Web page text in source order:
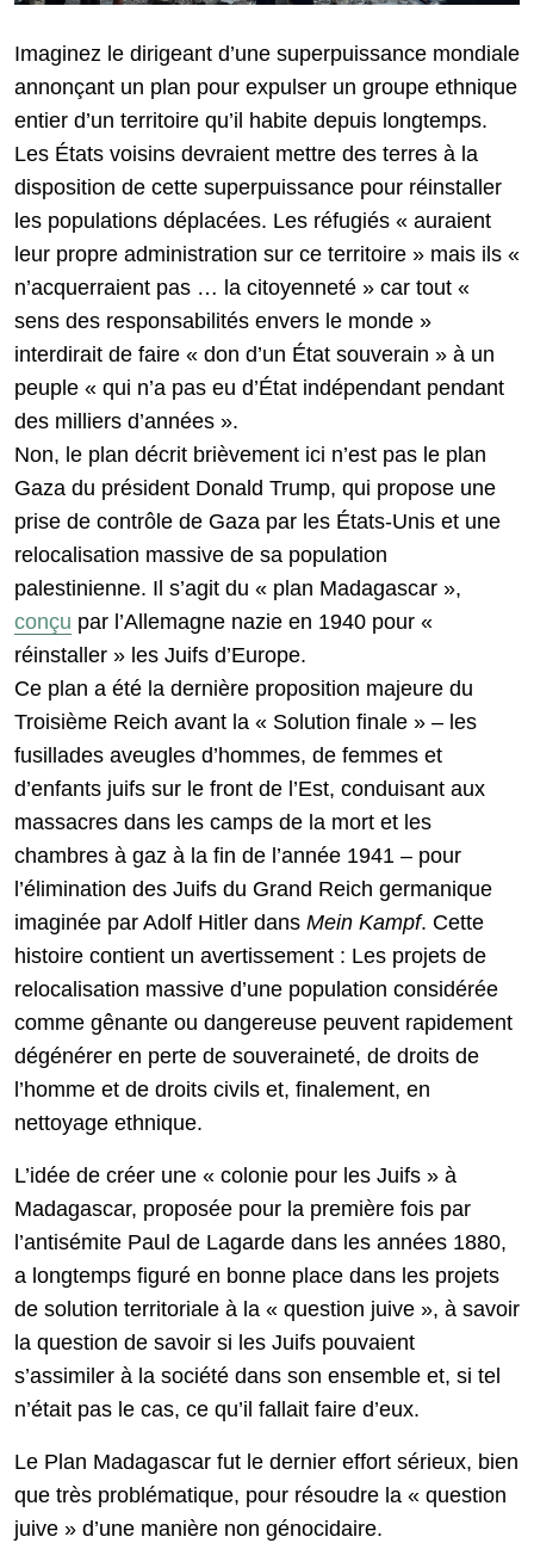
Imaginez le dirigeant d’une superpuissance mondiale
annonçant un plan pour expulser un groupe ethnique
entier d’un territoire qu’il habite depuis longtemps.
Les États voisins devraient mettre des terres à la
disposition de cette superpuissance pour réinstaller
les populations déplacées. Les réfugiés « auraient
leur propre administration sur ce territoire » mais ils «
n’acquerraient pas … la citoyenneté » car tout «
sens des responsabilités envers le monde »
interdirait de faire « don d’un État souverain » à un
peuple « qui n’a pas eu d’État indépendant pendant
des milliers d’années ».
Non, le plan décrit brièvement ici n’est pas le plan
Gaza du président Donald Trump, qui propose une
prise de contrôle de Gaza par les États-Unis et une
relocalisation massive de sa population
palestinienne. Il s’agit du « plan Madagascar »,
conçu par l’Allemagne nazie en 1940 pour «
réinstaller » les Juifs d’Europe.
Ce plan a été la dernière proposition majeure du
Troisième Reich avant la « Solution finale » – les
fusillades aveugles d’hommes, de femmes et
d’enfants juifs sur le front de l’Est, conduisant aux
massacres dans les camps de la mort et les
chambres à gaz à la fin de l’année 1941 – pour
l’élimination des Juifs du Grand Reich germanique
imaginée par Adolf Hitler dans Mein Kampf. Cette
histoire contient un avertissement : Les projets de
relocalisation massive d’une population considérée
comme gênante ou dangereuse peuvent rapidement
dégénérer en perte de souveraineté, de droits de
l’homme et de droits civils et, finalement, en
nettoyage ethnique.
L’idée de créer une « colonie pour les Juifs » à
Madagascar, proposée pour la première fois par
l’antisémite Paul de Lagarde dans les années 1880,
a longtemps figuré en bonne place dans les projets
de solution territoriale à la « question juive », à savoir
la question de savoir si les Juifs pouvaient
s’assimiler à la société dans son ensemble et, si tel
n’était pas le cas, ce qu’il fallait faire d’eux.
Le Plan Madagascar fut le dernier effort sérieux, bien
que très problématique, pour résoudre la « question
juive » d’une manière non génocidaire.